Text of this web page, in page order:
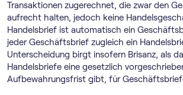
Transaktionen zugerechnet, die zwar den
aufrecht halten, jedoch keine
Handelsbrief ist automatisch ein
jeder Geschäftsbrief zugleich ein
Unterscheidung birgt insofern Brisanz, als
Handelsbriefe eine gesetzlich
Aufbewahrungsfrist gibt, für